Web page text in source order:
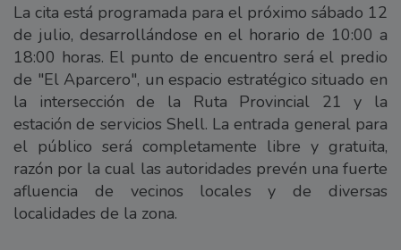
La cita está programada para el próximo sábado 12
de julio, desarrollándose en el horario de 10:00 a
18:00 horas. El punto de encuentro será el predio
de "El Aparcero", un espacio estratégico situado en
la intersección de la Ruta Provincial 21 y la
estación de servicios Shell. La entrada general para
el público será completamente libre y gratuita,
razón por la cual las autoridades prevén una fuerte
afluencia de vecinos locales y de diversas
localidades de la zona.